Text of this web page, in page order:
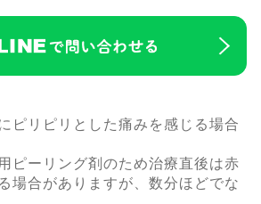
ピリピリとした痛みを感じる場合
ピーリング剤のため治療直後は赤
場合がありますが、数分ほどでな